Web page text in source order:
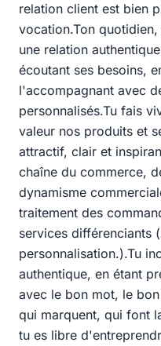
relation client est bien
vocation.Ton
une relation
écoutant ses besoins,
l'accompagnant avec
personnalisés.Tu fais
valeur nos produits et
attractif, clair et
chaîne du commerce,
dynamisme
traitement des
services différenciants
personnalisation.).Tu
authentique, en étant
avec le bon mot, le
qui marquent, qui font
tu es libre